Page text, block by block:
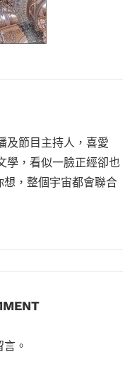
及節目主持人，喜愛
學，看似一臉正經卻也
，整個宇宙都會聯合
。